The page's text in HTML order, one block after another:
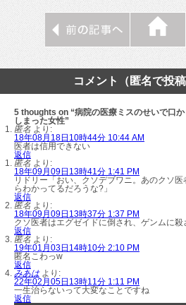
コメント（匿名で投稿
5 thoughts on “病院の医療ミスのせいで口
しまった女性”
匿名 より:
18年08月18日10時44分 10:44 AM
医者は信用できない
返信
匿名 より:
18年09月09日13時41分 1:41 PM
リドリー「おい、クソデブワニ。あのクソ
らわかってるだろうな?」
返信
匿名 より:
18年09月09日13時37分 1:37 PM
クソ医者はエグゼイドに倒され、ゲンムに殺
返信
匿名 より:
19年01月03日14時10分 2:10 PM
匿名こわっw
返信
みあは より:
22年02月05日13時11分 1:11 PM
一生治らないって大変なことですね
返信